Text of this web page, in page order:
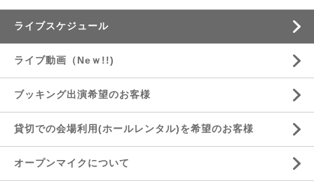
ライブスケジュール
ライブ動画（Neｗ!!)
ブッキング出演希望のお客様
貸切での会場利用(ホールレンタル)を希望のお客様
オープンマイクについて